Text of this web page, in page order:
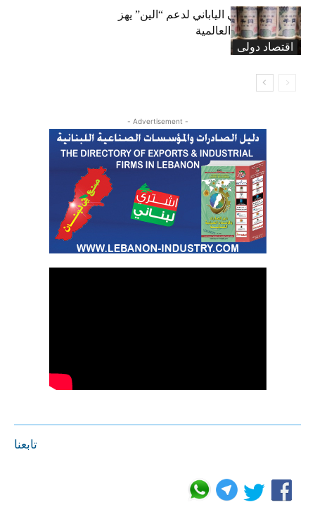
اقتصاد دولی
التدخل الأميركي الياباني لدعم “الين” يهز
أسواق العملات العالمية
- Advertisement -
تابعنا